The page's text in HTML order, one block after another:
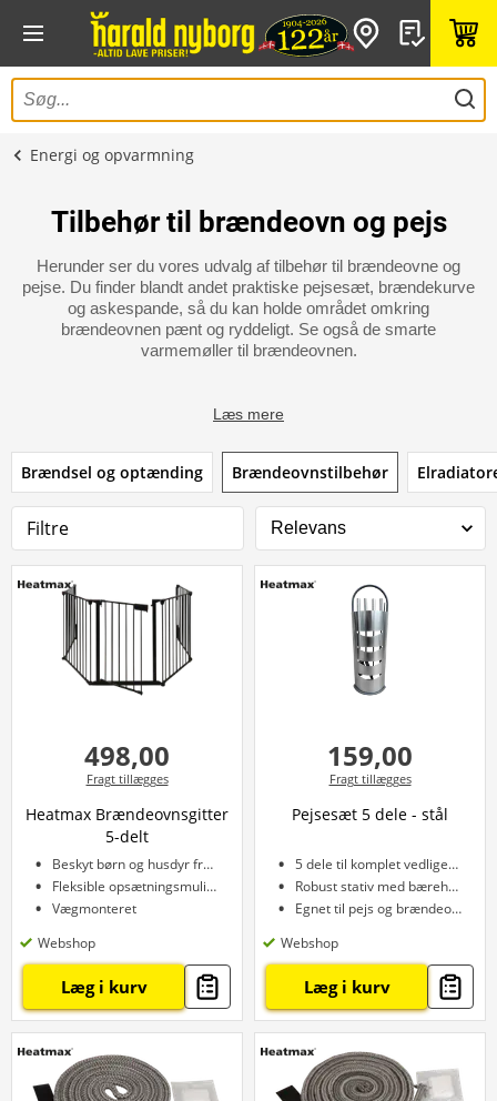
Energi og opvarmning
Tilbehør til brændeovn og pejs
Herunder ser du vores udvalg af tilbehør til brændeovne og
pejse. Du finder blandt andet praktiske pejsesæt, brændekurve
og askespande, så du kan holde området omkring
brændeovnen pænt og ryddeligt. Se også de smarte
varmemøller til brændeovnen.
Læs mere
Brændsel og optænding Brændeovnstilbehør
Filtre
498,00
Fragt tillægges
Heatmax Brændeovnsgitter
5-delt
Beskyt børn og husdyr fra varmen
Fleksible opsætningsmuligheder
Vægmonteret
Webshop
Læg i kurv
159,00
Fragt tillægges
Pejsesæt 5 dele - stål
5 dele til komplet vedligehold
Robust stativ med bærehåndtag
Egnet til pejs og brændeovn
Webshop
Læg i kurv